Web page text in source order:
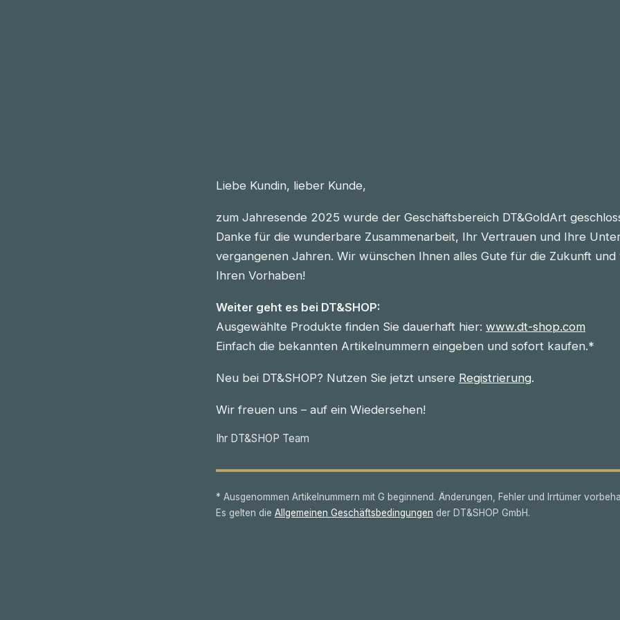
Liebe Kundin, lieber Kunde,
zum Jahresende 2025 wurde der Geschäftsbereich DT&GoldArt
Danke für die wunderbare Zusammenarbeit, Ihr Vertrauen und Ihre
vergangenen Jahren. Wir wünschen Ihnen alles Gute für die Zukunft und
Ihren Vorhaben!
Weiter geht es bei DT&SHOP:
Ausgewählte Produkte finden Sie dauerhaft hier: www.dt-shop.com
Einfach die bekannten Artikelnummern eingeben und sofort kaufen.*
Neu bei DT&SHOP? Nutzen Sie jetzt unsere Registrierung.
Wir freuen uns – auf ein Wiedersehen!
Ihr DT&SHOP Team
* Ausgenommen Artikelnummern mit G beginnend. Änderungen, Fehler und Irrtümer
Es gelten die Allgemeinen Geschäftsbedingungen der DT&SHOP GmbH.